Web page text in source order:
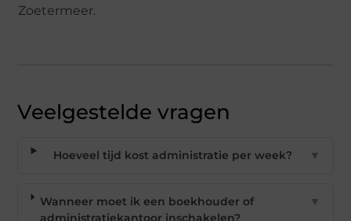
Zoetermeer.
Veelgestelde vragen
Hoeveel tijd kost administratie per week? ▼
Wanneer moet ik een boekhouder of
administratiekantoor inschakelen?
▼